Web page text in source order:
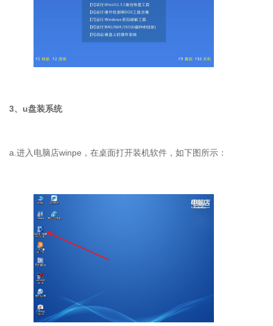
3、 u盘装系统
a. 进入电脑店winpe ，在桌面打开装机软件，如下图所示：